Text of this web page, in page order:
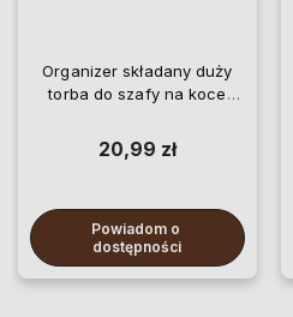
Organizer składany duży
torba do szafy na koce
20,99 zł
Powiadom o
dostępności